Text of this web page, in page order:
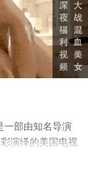
一部由知名导演
演绎的美国电视
全集就来星辰